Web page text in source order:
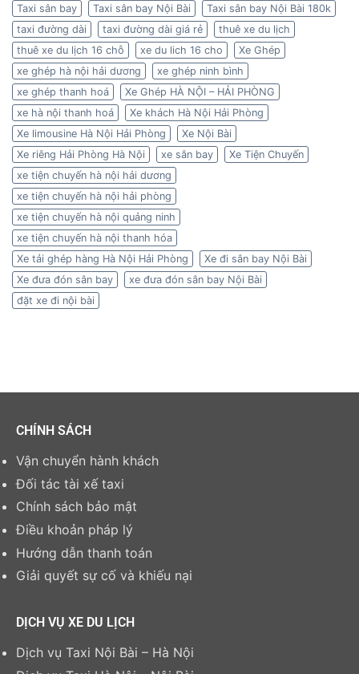
Taxi sân bay
Taxi sân bay Nội Bài
Taxi sân bay Nội Bài 180k
taxi đường dài
taxi đường dài giá rẻ
thuê xe du lịch
thuê xe du lịch 16 chỗ
xe du lich 16 cho
Xe Ghép
xe ghép hà nội hải dương
xe ghép ninh bình
xe ghép thanh hoá
Xe Ghép HÀ NỘI – HẢI PHÒNG
xe hà nội thanh hoá
Xe khách Hà Nội Hải Phòng
Xe limousine Hà Nội Hải Phòng
Xe Nội Bài
Xe riêng Hải Phòng Hà Nội
xe sân bay
Xe Tiện Chuyến
xe tiện chuyến hà nội hải dương
xe tiện chuyến hà nội hải phòng
xe tiện chuyến hà nội quảng ninh
xe tiện chuyến hà nội thanh hóa
Xe tải ghép hàng Hà Nội Hải Phòng
Xe đi sân bay Nội Bài
Xe đưa đón sân bay
xe đưa đón sân bay Nội Bài
đặt xe đi nội bài
CHÍNH SÁCH
Vận chuyển hành khách
Đối tác tài xế taxi
Chính sách bảo mật
Điều khoản pháp lý
Hướng dẫn thanh toán
Giải quyết sự cố và khiếu nại
DỊCH VỤ XE DU LỊCH
Dịch vụ Taxi Nội Bài – Hà Nội